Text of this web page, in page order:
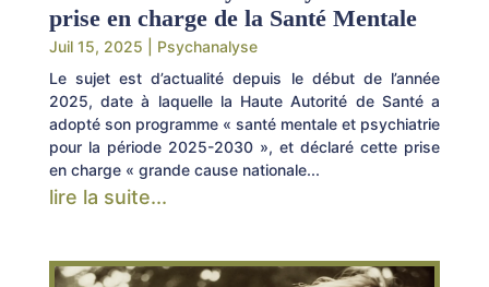
prise en charge de la Santé Mentale
Juil 15, 2025
Psychanalyse
Le sujet est d’actualité depuis le début de l’année
2025, date à laquelle la Haute Autorité de Santé a
adopté son programme « santé mentale et psychiatrie
pour la période 2025-2030 », et déclaré cette prise
en charge « grande cause nationale...
lire la suite...